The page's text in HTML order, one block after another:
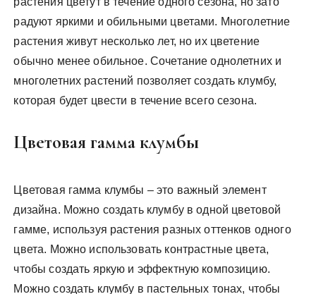
радуют яркими и обильными цветами. Многолетние
растения живут несколько лет, но их цветение
обычно менее обильное. Сочетание однолетних и
многолетних растений позволяет создать клумбу,
которая будет цвести в течение всего сезона.
Цветовая гамма клумбы
Цветовая гамма клумбы – это важный элемент
дизайна. Можно создать клумбу в одной цветовой
гамме, используя растения разных оттенков одного
цвета. Можно использовать контрастные цвета,
чтобы создать яркую и эффектную композицию.
Можно создать клумбу в пастельных тонах, чтобы